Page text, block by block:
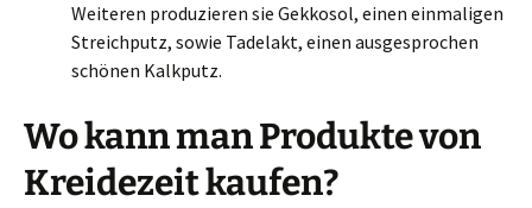
Weiteren produzieren sie Gekkosol, einen einmaligen
Streichputz, sowie Tadelakt, einen ausgesprochen
schönen Kalkputz.
Wo kann man Produkte von
Kreidezeit kaufen?